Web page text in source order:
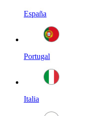
España
Portugal
Italia